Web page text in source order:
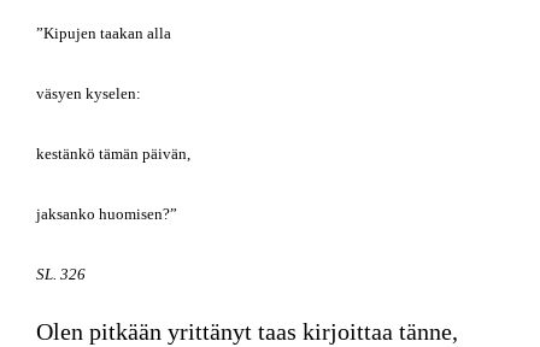
”Kipujen taakan alla
väsyen kyselen:
kestänkö tämän päivän,
jaksanko huomisen?”
SL. 326
Olen pitkään yrittänyt taas kirjoittaa tänne,